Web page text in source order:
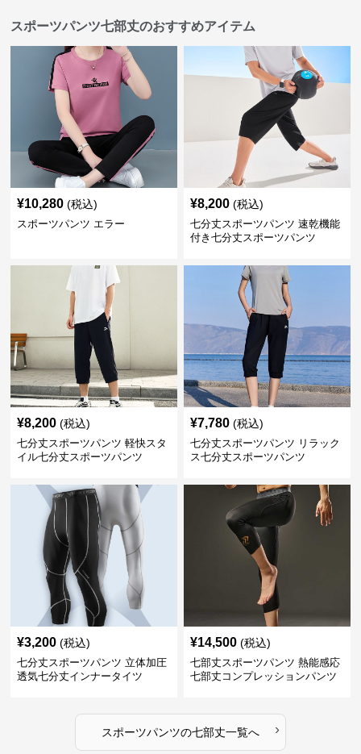
スポーツパンツ七部丈のおすすめアイテム
¥10,280 (税込)
スポーツパンツ エラー
¥8,200 (税込)
七分丈スポーツパンツ 速乾機能
付き七分丈スポーツパンツ
¥8,200 (税込)
七分丈スポーツパンツ 軽快スタ
イル七分丈スポーツパンツ
¥7,780 (税込)
七分丈スポーツパンツ リラック
ス七分丈スポーツパンツ
¥3,200 (税込)
七分丈スポーツパンツ 立体加圧
透気七分丈インナータイツ
¥14,500 (税込)
七部丈スポーツパンツ 熱能感応
七部丈コンプレッションパンツ
スポーツパンツの七部丈一覧へ ›